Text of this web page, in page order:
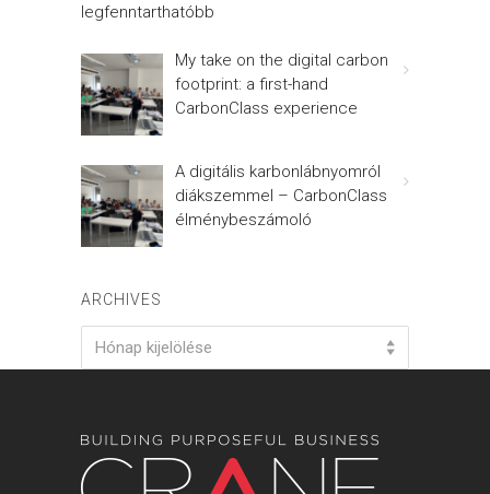
legfenntarthatóbb
My take on the digital carbon
footprint: a first-hand
CarbonClass experience
A digitális karbonlábnyomról
diákszemmel – CarbonClass
élménybeszámoló
ARCHIVES
Hónap kijelölése